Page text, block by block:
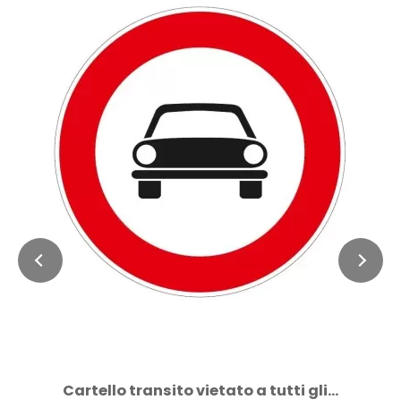
Cartello transito vietato a tutti gli...